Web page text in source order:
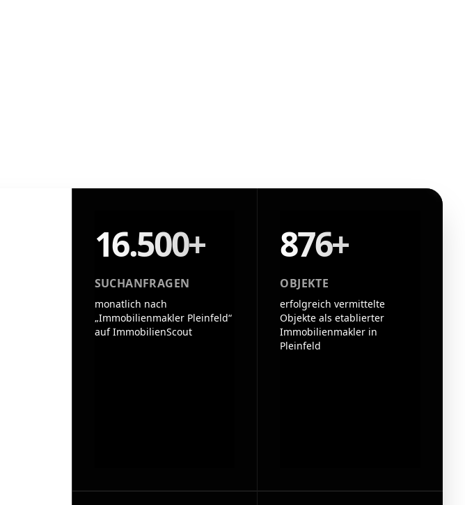
16.500+
SUCHANFRAGEN
monatlich nach
„Immobilienmakler Pleinfeld“
auf ImmobilienScout
876+
OBJEKTE
erfolgreich vermittelte
Objekte als etablierter
Immobilienmakler in
Pleinfeld